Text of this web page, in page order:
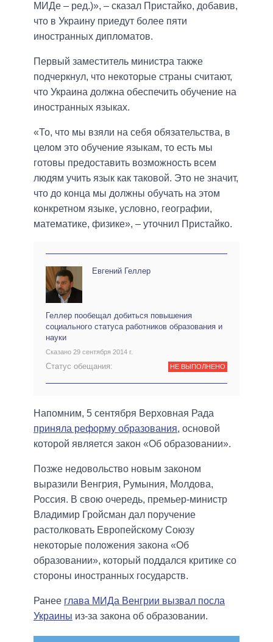
МИДе – ред.)», – сказал Пристайко, добавив,
что в Украину приедут более пяти
иностранных дипломатов.
Первый заместитель министра также
подчеркнул, что некоторые страны считают,
что Украина должна обеспечить обучение на
иностранных языках.
«То, что мы взяли на себя обязательства, в
целом это обучение языкам, то есть мы
готовы предоставить возможность всем
людям учить язык как таковой. Это не значит,
что до конца мы должны обучать на этом
конкретном языке, условно, географии,
математике, физике», – уточнил Пристайко.
Евгений Геллер
Геллер пообещал добиться повышения
социального статуса работников образования и
науки
Сказано 29 сентября 2014 г.
Статус обещания: НЕ ВЫПОЛНЕНО
Напомним, 5 сентября Верховная Рада
приняла реформу образования, основой
которой является закон «Об образовании».
Позже недовольство новым законом
выразили Венгрия, Румыния, Молдова,
Россия. В свою очередь, премьер-министр
Владимир Гройсман дал поручение
растолковать Европейскому Союзу
некоторые положения закона «Об
образовании», который поддался критике со
стороны иностранных государств.
Ранее глава МИДа Венгрии вызвал посла
Украины из-за закона об образовании.